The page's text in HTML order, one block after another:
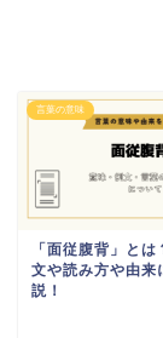
言葉の意味
「面従腹背」とは
文や読み方や由来
説！